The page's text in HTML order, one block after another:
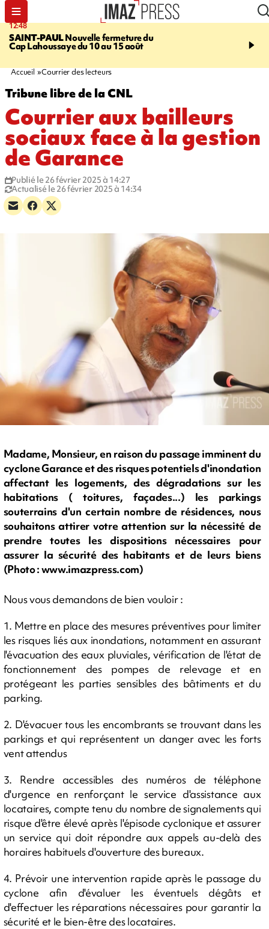
12:48
SAINT-PAULNouvelle fermeture du
Cap Lahoussaye du 10 au 15 août
14:23
massif de migrants, la
Accueil Courrier des lecteurs
Tribune libre de la CNL
Courrier aux bailleurs
sociaux face à la gestion
de Garance
Publié le 26 février 2025 à 14:27
Actualisé le 26 février 2025 à 14:34
Madame, Monsieur, en raison du passage imminent du
cyclone Garance et des risques potentiels d'inondation
affectant les logements, des dégradations sur les
habitations ( toitures, façades...) les parkings
souterrains d'un certain nombre de résidences, nous
souhaitons attirer votre attention sur la nécessité de
prendre toutes les dispositions nécessaires pour
assurer la sécurité des habitants et de leurs biens
(Photo : www.imazpress.com)
Nous vous demandons de bien vouloir :
1. Mettre en place des mesures préventives pour limiter
les risques liés aux inondations, notamment en assurant
l'évacuation des eaux pluviales, vérification de l'état de
fonctionnement des pompes de relevage et en
protégeant les parties sensibles des bâtiments et du
parking.
2. D'évacuer tous les encombrants se trouvant dans les
parkings et qui représentent un danger avec les forts
vent attendus
3. Rendre accessibles des numéros de téléphone
d'urgence en renforçant le service d'assistance aux
locataires, compte tenu du nombre de signalements qui
risque d'être élevé après l'épisode cyclonique et assurer
un service qui doit répondre aux appels au-delà des
horaires habituels d'ouverture des bureaux.
4. Prévoir une intervention rapide après le passage du
cyclone afin d'évaluer les éventuels dégâts et
d'effectuer les réparations nécessaires pour garantir la
sécurité et le bien-être des locataires.